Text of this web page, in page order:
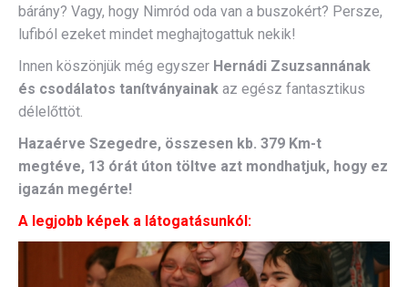
bárány? Vagy, hogy Nimród oda van a buszokért? Persze,
lufiból ezeket mindet meghajtogattuk nekik!
Innen köszönjük még egyszer Hernádi Zsuzsannának
és csodálatos tanítványainak az egész fantasztikus
délelőttöt.
Hazaérve Szegedre, összesen kb. 379 Km-t
megtéve, 13 órát úton töltve azt mondhatjuk, hogy ez
igazán megérte!
A legjobb képek a látogatásunkól: